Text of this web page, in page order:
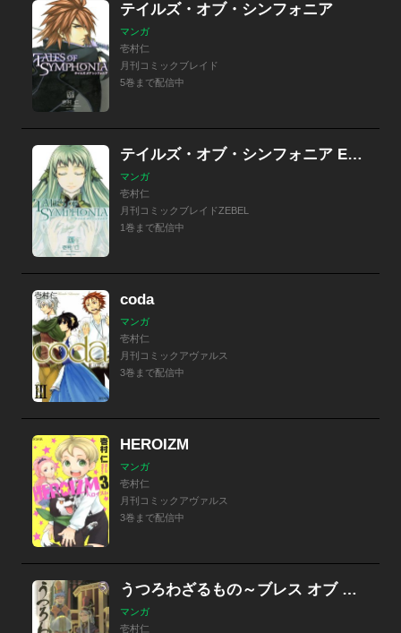
テイルズ・オブ・シンフォニア
マンガ
壱村仁
月刊コミックブレイド
5巻まで配信中
テイルズ・オブ・シンフォニア EXTRALOAD
マンガ
壱村仁
月刊コミックブレイドZEBEL
1巻まで配信中
coda
マンガ
壱村仁
月刊コミックアヴァルス
3巻まで配信中
HEROIZM
マンガ
壱村仁
月刊コミックアヴァルス
3巻まで配信中
うつろわざるもの～ブレス オブ ファイアIV～
マンガ
壱村仁